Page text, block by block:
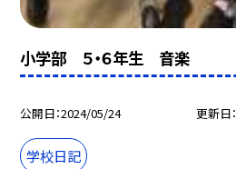
小学部 ５・６年生 音楽
公開日 2024/05/24 更新日
学校日記